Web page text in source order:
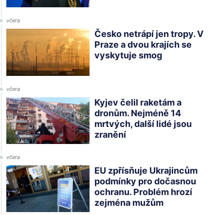
včera
Česko netrápí jen tropy. V
Praze a dvou krajích se
vyskytuje smog
včera
Kyjev čelil raketám a
dronům. Nejméně 14
mrtvých, další lidé jsou
zranění
včera
EU zpřísňuje Ukrajincům
podmínky pro dočasnou
ochranu. Problém hrozí
zejména mužům